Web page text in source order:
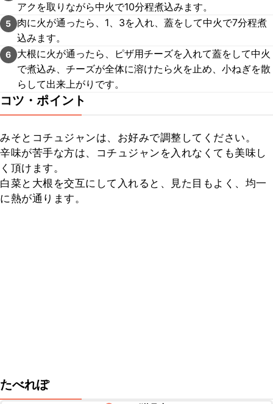
アクを取りながら中火で10分程煮込みます。
5
肉に火が通ったら、1、3を入れ、蓋をして中火で7分程煮
込みます。
6
大根に火が通ったら、ピザ用チーズを入れて蓋をして中火
で煮込み、チーズが全体に溶けたら火を止め、小ねぎを散
らして出来上がりです。
コツ・ポイント
みそとコチュジャンは、お好みで調整してください。
辛味が苦手な方は、コチュジャンを入れなくても美味し
く頂けます。
白菜と大根を交互にして入れると、見た目もよく、均一
に熱が通ります。
たべれぽ